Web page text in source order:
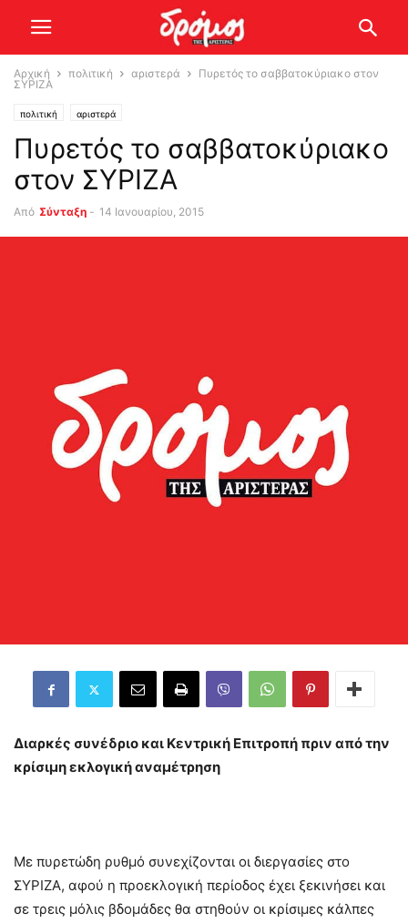
Αρχική πολιτική αριστερά
Πυρετός το σαββατοκύριακο στον
ΣΥΡΙΖΑ
πολιτική αριστερά
Πυρετός το σαββατοκύριακο
στον ΣΥΡΙΖΑ
Από Σύνταξη - 14 Ιανουαρίου, 2015
Διαρκές συνέδριο και Κεντρική Επιτροπή πριν από την
κρίσιμη εκλογική αναμέτρηση
Με πυρετώδη ρυθμό συνεχίζονται οι διεργασίες στο
ΣΥΡΙΖΑ, αφού η προεκλογική περίοδος έχει ξεκινήσει και
σε τρεις μόλις βδομάδες θα στηθούν οι κρίσιμες κάλπες